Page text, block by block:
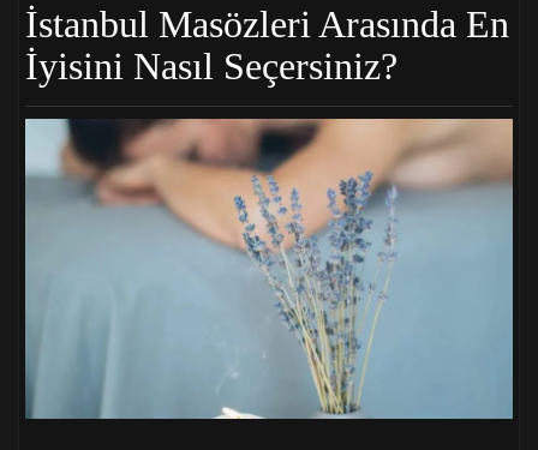
İstanbul Masözleri Arasında En
İyisini Nasıl Seçersiniz?